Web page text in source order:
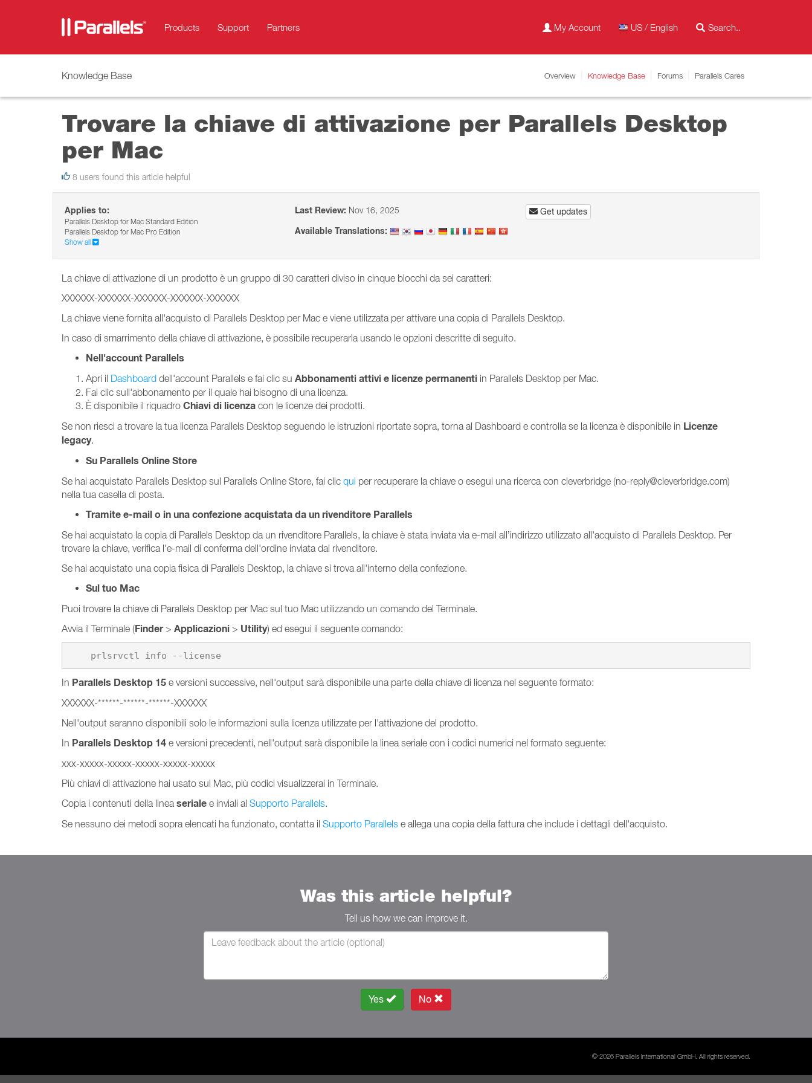
Products Support Partners My Account US / English
Knowledge Base Overview Knowledge Base Forums Parallels Cares
Trovare la chiave di attivazione per Parallels Desktop
per Mac
8 users found this article helpful
Applies to:
Parallels Desktop for Mac Standard Edition
Parallels Desktop for Mac Pro Edition
Show all
Last Review: Nov 16, 2025
Available Translations:
Get updates
La chiave di attivazione di un prodotto è un gruppo di 30 caratteri diviso in cinque blocchi da sei caratteri:
XXXXXX-XXXXXX-XXXXXX-XXXXXX-XXXXXX
La chiave viene fornita all'acquisto di Parallels Desktop per Mac e viene utilizzata per attivare una copia di Parallels Desktop.
In caso di smarrimento della chiave di attivazione, è possibile recuperarla usando le opzioni descritte di seguito.
Nell'account Parallels
Apri il Dashboard dell'account Parallels e fai clic su Abbonamenti attivie licenze permanenti in Parallels Desktop per Mac.
Fai clic sull'abbonamento per il quale hai bisogno di una licenza.
È disponibile il riquadro Chiavi di licenza con le licenze dei prodotti.
Se non riesci a trovare la tua licenza Parallels Desktop seguendo le istruzioni riportate sopra, torna al Dashboard e controlla se la licenza è disponibile in Licenze
legacy.
Su Parallels Online Store
Se hai acquistato Parallels Desktop sul Parallels Online Store, fai clic qui per recuperare la chiave o esegui una ricerca con cleverbridge (no-reply@cleverbridge.com)
nella tua casella di posta.
Tramite e-mail o in una confezione acquistata da un rivenditore Parallels
Se hai acquistato la copia di Parallels Desktop da un rivenditore Parallels, la chiave è stata inviata via e-mail all’indirizzo utilizzato all'acquisto di Parallels Desktop. Per
trovare la chiave, verifica l'e-mail di conferma dell'ordine inviata dal rivenditore.
Se hai acquistato una copia fisica di Parallels Desktop, la chiave si trova all'interno della confezione.
Sul tuo Mac
Puoi trovare la chiave di Parallels Desktop per Mac sul tuo Mac utilizzando un comando del Terminale.
Avvia il Terminale (Finder> Applicazioni > Utility) ed esegui il seguente comando:
    prlsrvctl info --license
In Parallels Desktop 15 e versioni successive, nell'output sarà disponibile una parte della chiave di licenza nel seguente formato:
XXXXXX-******-******-******-XXXXXX
Nell'output saranno disponibili solo le informazioni sulla licenza utilizzate per l'attivazione del prodotto.
In Parallels Desktop 14 e versioni precedenti, nell'output sarà disponibile la linea seriale con i codici numerici nel formato seguente:
xxx-xxxxx-xxxxx-xxxxx-xxxxx-xxxxx
Più chiavi di attivazione hai usato sul Mac, più codici visualizzerai in Terminale.
Copia i contenuti della linea seriale e inviali al Supporto Parallels.
Se nessuno dei metodi sopra elencati ha funzionato, contatta il Supporto Parallels e allega una copia della fattura che include i dettagli dell'acquisto.
Was this article helpful?
Tell us how we can improve it.
Yes No
© 2026 Parallels International GmbH. All rights reserved.